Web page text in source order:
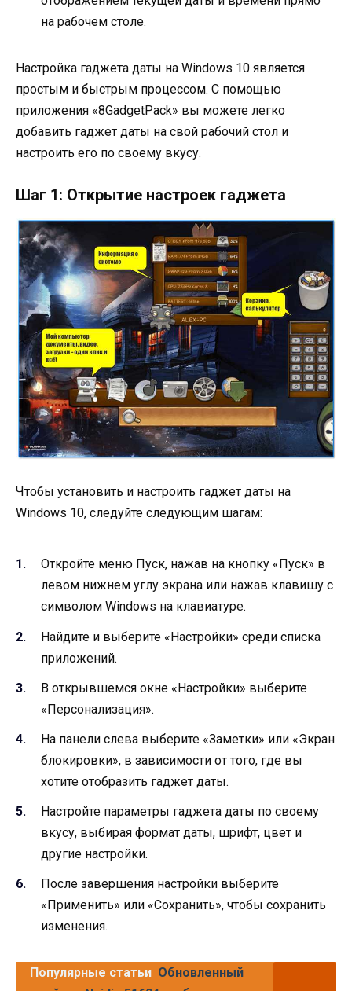
на рабочем столе.
Настройка гаджета даты на Windows 10 является
простым и быстрым процессом. С помощью
приложения «8GadgetPack» вы можете легко
добавить гаджет даты на свой рабочий стол и
настроить его по своему вкусу.
Шаг 1: Открытие настроек гаджета
Чтобы установить и настроить гаджет даты на
Windows 10, следуйте следующим шагам:
Откройте меню Пуск, нажав на кнопку «Пуск» в
левом нижнем углу экрана или нажав клавишу с
символом Windows на клавиатуре.
Найдите и выберите «Настройки» среди списка
приложений.
В открывшемся окне «Настройки» выберите
«Персонализация».
На панели слева выберите «Заметки» или «Экран
блокировки», в зависимости от того, где вы
хотите отобразить гаджет даты.
Настройте параметры гаджета даты по своему
вкусу, выбирая формат даты, шрифт, цвет и
другие настройки.
После завершения настройки выберите
«Применить» или «Сохранить», чтобы сохранить
изменения.
Популярные статьи Обновленный